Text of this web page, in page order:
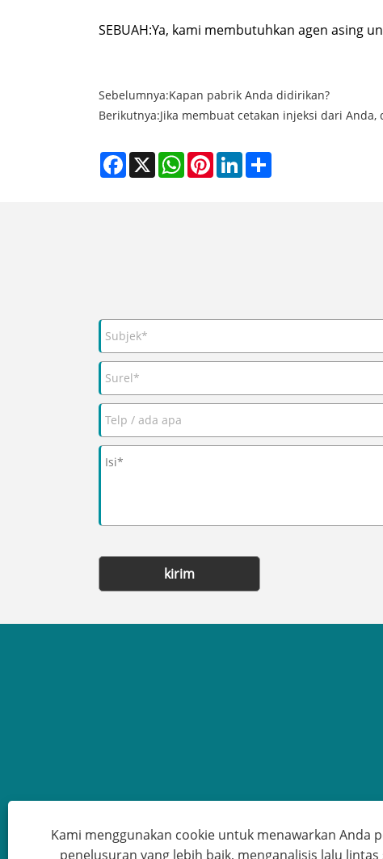
SEBUAH:Ya, kami membutuhkan agen asing
Sebelumnya:Kapan pabrik Anda didirikan?
Berikutnya:Jika membuat cetakan injeksi dari
Facebook
X WhatsAppPinterestLinkedIn
kirim
Kami menggunakan cookie untuk menawarkan Anda
penelusuran yang lebih baik, menganalisis lalu lintas